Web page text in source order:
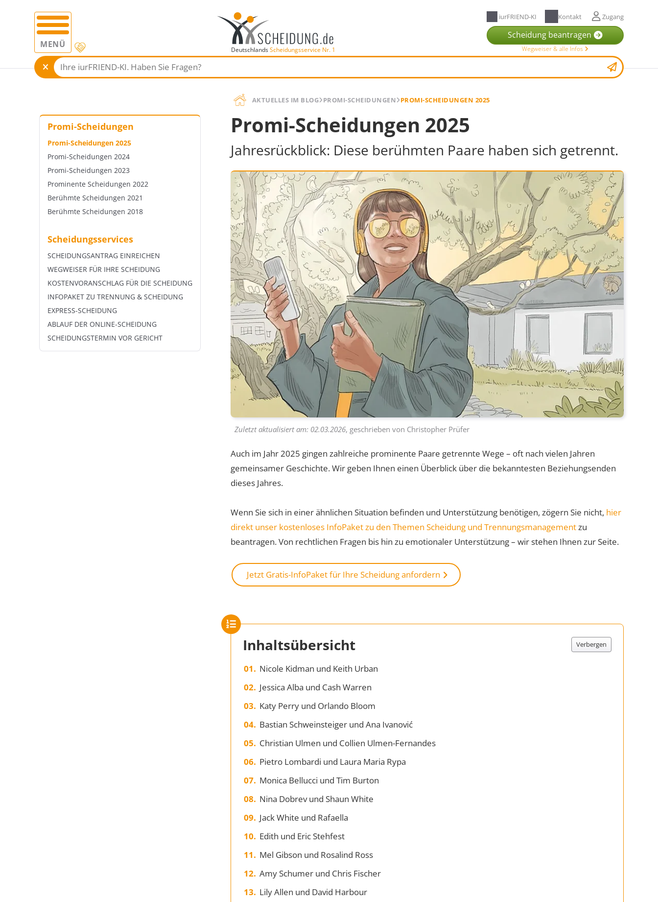
MENÜ DeutschlandsScheidungsservice Nr. 1
iurFRIEND-KI Kontakt Zugang
Scheidung beantragen
Wegweiser & alle Infos
AKTUELLES IM BLOG PROMI-SCHEIDUNGEN PROMI-SCHEIDUNGEN 2025
Promi-Scheidungen
Promi-Scheidungen 2025
Promi-Scheidungen 2024
Promi-Scheidungen 2023
Prominente Scheidungen 2022
Berühmte Scheidungen 2021
Berühmte Scheidungen 2018
Scheidungsservices
SCHEIDUNGSANTRAG EINREICHEN
WEGWEISER FÜR IHRE SCHEIDUNG
KOSTENVORANSCHLAG FÜR DIE SCHEIDUNG
INFOPAKET ZU TRENNUNG & SCHEIDUNG
EXPRESS-SCHEIDUNG
ABLAUF DER ONLINE-SCHEIDUNG
SCHEIDUNGSTERMIN VOR GERICHT
Promi-Scheidungen 2025
Jahresrückblick: Diese berühmten Paare haben sich getrennt.
Zuletzt aktualisiert am: 02.03.2026, geschrieben von Christopher Prüfer
Auch im Jahr 2025 gingen zahlreiche prominente Paare getrennte Wege – oft nach vielen Jahren
gemeinsamer Geschichte. Wir geben Ihnen einen Überblick über die bekanntesten Beziehungsenden
dieses Jahres.
Wenn Sie sich in einer ähnlichen Situation befinden und Unterstützung benötigen, zögern Sie nicht, hier
direkt unser kostenloses InfoPaket zu den Themen Scheidung und Trennungsmanagementzu
beantragen. Von rechtlichen Fragen bis hin zu emotionaler Unterstützung – wir stehen Ihnen zur Seite.
Jetzt Gratis-InfoPaket für Ihre Scheidung anfordern
Inhaltsübersicht Verbergen
Nicole Kidman und Keith Urban
Jessica Alba und Cash Warren
Katy Perry und Orlando Bloom
Bastian Schweinsteiger und Ana Ivanović
Christian Ulmen und Collien Ulmen-Fernandes
Pietro Lombardi und Laura Maria Rypa
Monica Bellucci und Tim Burton
Nina Dobrev und Shaun White
Jack White und Rafaella
Edith und Eric Stehfest
Mel Gibson und Rosalind Ross
Amy Schumer und Chris Fischer
Lily Allen und David Harbour